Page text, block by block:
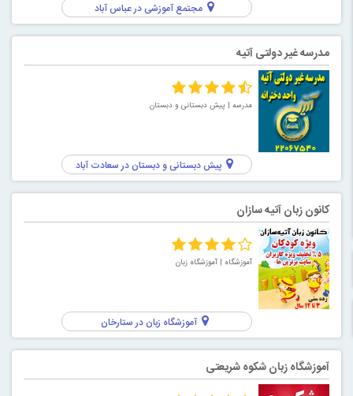
مجتمع آموزشی در عباس آباد
مدرسه غیر دولتی آتیه
مدرسه | پیش دبستانی و دبستان
پیش دبستانی و دبستان در سعادت آباد
کانون زبان آتیه سازان
آموزشگاه | آموزشگاه زبان
آموزشگاه زبان در ستارخان
آموزشگاه زبان شکوه شریعتی